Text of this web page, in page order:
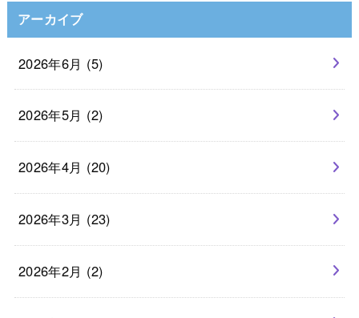
アーカイブ
2026年6月 (5)
2026年5月 (2)
2026年4月 (20)
2026年3月 (23)
2026年2月 (2)